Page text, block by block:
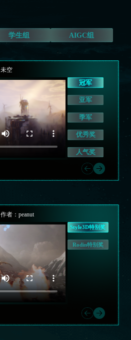
学生组 AIGC组
未空
冠军
亚军
季军
优秀奖
人气奖
作者： peanut
Style3D特别奖
Rodin特别奖